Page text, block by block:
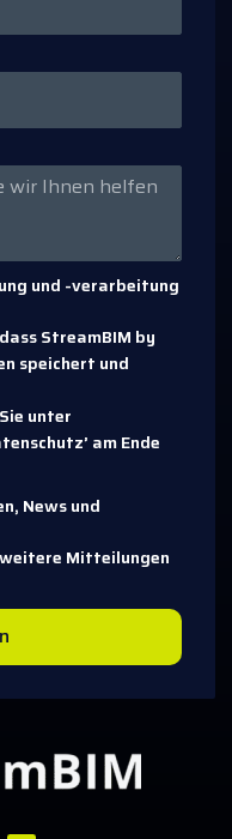
und -verarbeitung
StreamBIM by
speichert und
unter
am Ende
News und
Mitteilungen